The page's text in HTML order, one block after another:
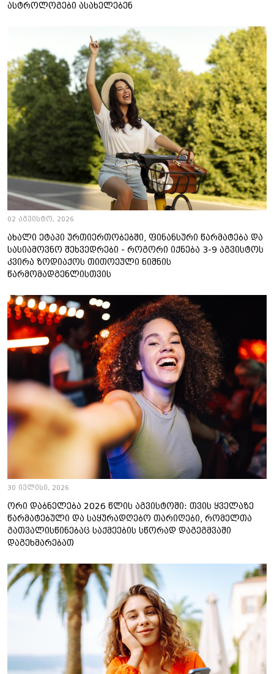
ასტროლოგები ასახელებენ
02 აგვისტო, 2026
ახალი ეტაპი ურთიერთობებში, ფინანსური წარმატება და
სასიამოვნო შეხვედრები - როგორი იქნება 3-9 აგვისტოს
კვირა ზოდიაქოს თითოეული ნიშნის
წარმომადგენლისთვის
30 ივლისი, 2026
ორი დაბნელება 2026 წლის აგვისტოში: თვის ყველაზე
წარმატებული და საყურადღებო თარიღები, რომელთა
გათვალისწინებაც საქმეების სწორად დაგეგმვაში
დაგეხმარებათ